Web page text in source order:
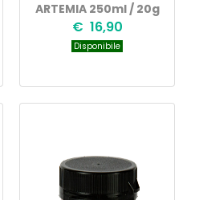
ARTEMIA 250ml / 20g
€ 16,90
Disponibile